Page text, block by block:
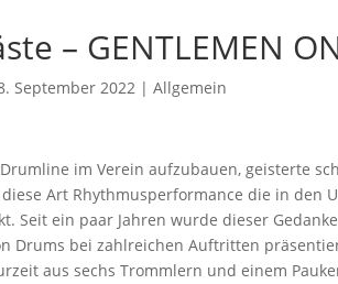
– GENTLEMEN
September 2022 |Allgemein
im Verein aufzubauen, geisterte
Art Rhythmusperformance die in den
Seit ein paar Jahren wurde dieser
Drums bei zahlreichen Auftritten
aus sechs Trommlern und einem